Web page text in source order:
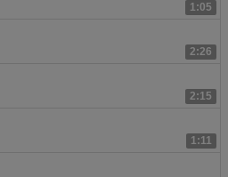
1:05
2:26
2:15
1:11